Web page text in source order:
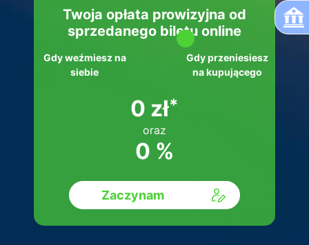
Twoja opłata prowizyjna od
sprzedanego biletu online
Gdy weźmiesz na
siebie
Gdy przeniesiesz
na kupującego
0 zł*
oraz
0 %
Zaczynam